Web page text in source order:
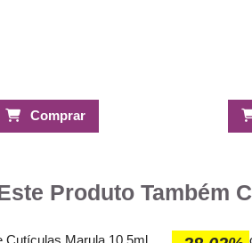
Comprar
Produto Também